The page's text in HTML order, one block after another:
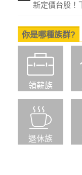
新定價台股！
你是哪種族群?
領薪族
退休族